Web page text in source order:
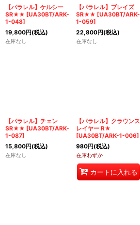
【パラレル】ケルシー
SR★★ [UA30BT/ARK-
1-048]
19,800円(税込)
在庫なし
【パラレル】ブレイズ
SR★★ [UA30BT/ARK-
1-059]
22,800円(税込)
在庫なし
【パラレル】チェン
SR★★ [UA30BT/ARK-
1-087]
15,800円(税込)
在庫なし
【パラレル】クラウンス
レイヤー R★
[UA30BT/ARK-1-006]
980円(税込)
在庫わずか
カートに入れる